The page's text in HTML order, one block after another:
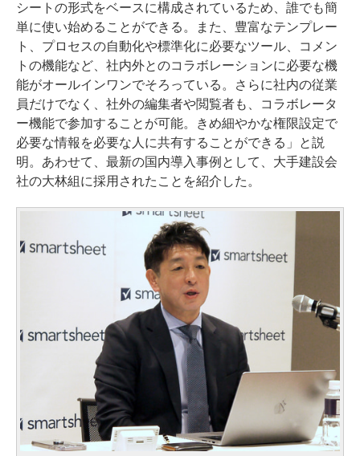
シートの形式をベースに構成されているため、誰でも簡
単に使い始めることができる。また、豊富なテンプレー
ト、プロセスの自動化や標準化に必要なツール、コメン
トの機能など、社内外とのコラボレーションに必要な機
能がオールインワンでそろっている。さらに社内の従業
員だけでなく、社外の編集者や閲覧者も、コラボレータ
ー機能で参加することが可能。きめ細やかな権限設定で
必要な情報を必要な人に共有することができる」と説
明。あわせて、最新の国内導入事例として、大手建設会
社の大林組に採用されたことを紹介した。